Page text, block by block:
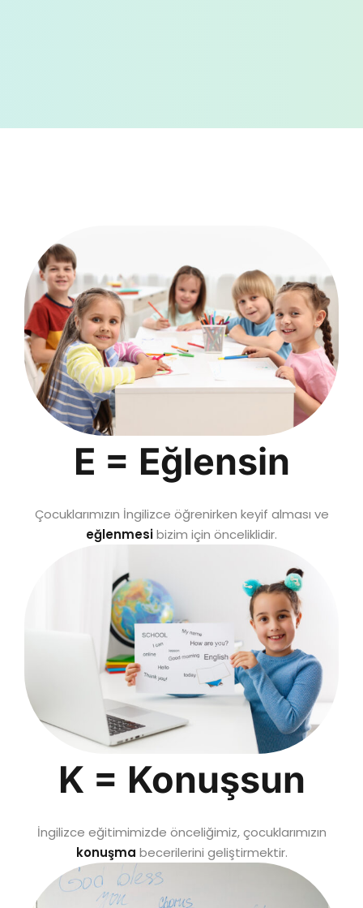
E = Eğlensin
Çocuklarımızın İngilizce öğrenirken keyif alması ve
eğlenmesibizim için önceliklidir.
K = Konuşsun
İngilizce eğitimimizde önceliğimiz, çocuklarımızın
konuşma becerilerini geliştirmektir.